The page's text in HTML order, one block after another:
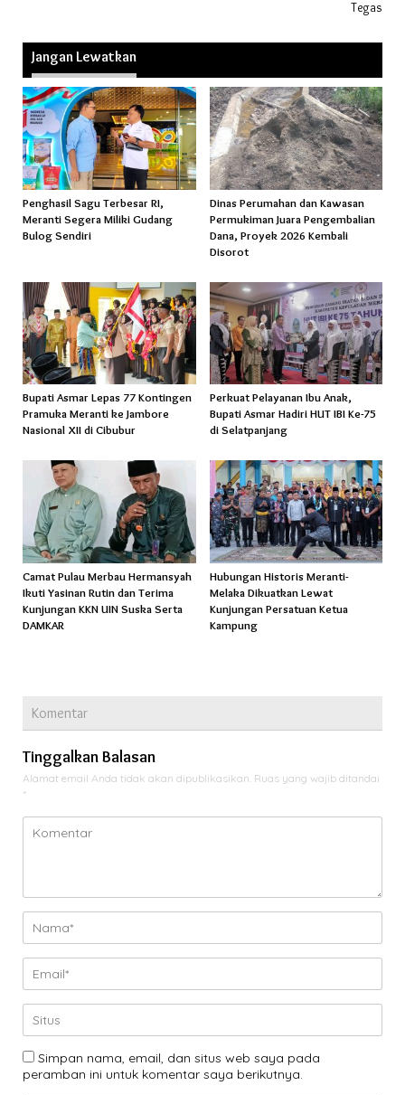
Tegas
Jangan Lewatkan
Penghasil Sagu Terbesar RI,
Meranti Segera Miliki Gudang
Bulog Sendiri
Dinas Perumahan dan Kawasan
Permukiman Juara Pengembalian
Dana, Proyek 2026 Kembali
Disorot
Bupati Asmar Lepas 77 Kontingen
Pramuka Meranti ke Jambore
Nasional XII di Cibubur
Perkuat Pelayanan Ibu Anak,
Bupati Asmar Hadiri HUT IBI Ke-75
di Selatpanjang
Camat Pulau Merbau Hermansyah
Ikuti Yasinan Rutin dan Terima
Kunjungan KKN UIN Suska Serta
DAMKAR
Hubungan Historis Meranti-
Melaka Dikuatkan Lewat
Kunjungan Persatuan Ketua
Kampung
Komentar
Tinggalkan Balasan
Alamat email Anda tidak akan dipublikasikan. Ruas yang wajib ditandai
*
Simpan nama, email, dan situs web saya pada
peramban ini untuk komentar saya berikutnya.